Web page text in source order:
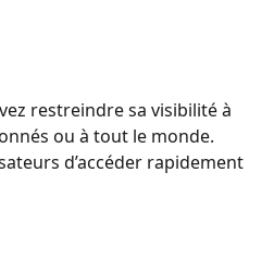
restreindre sa visibilité à
ou à tout le monde.
d’accéder rapidement